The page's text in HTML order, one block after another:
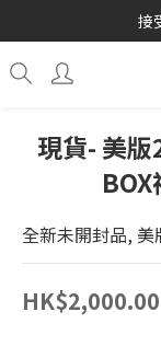
接
現貨- 美
全新未開封品, 美
HK$2,000.00